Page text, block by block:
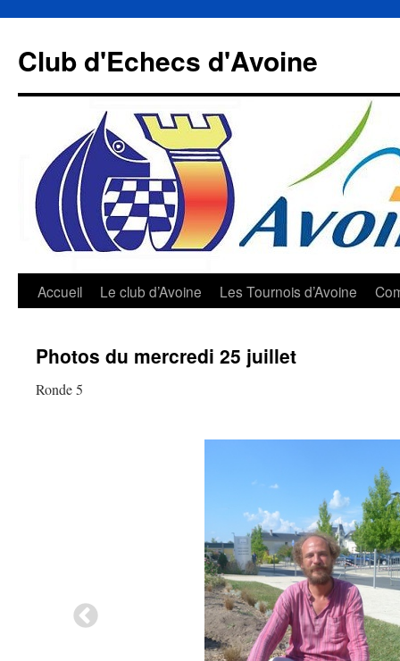
contenu
Club d'Echecs d'Avoine
Accueil Le club d’Avoine Les Tournois d’Avoine
Photos du mercredi 25 juillet
Ronde 5